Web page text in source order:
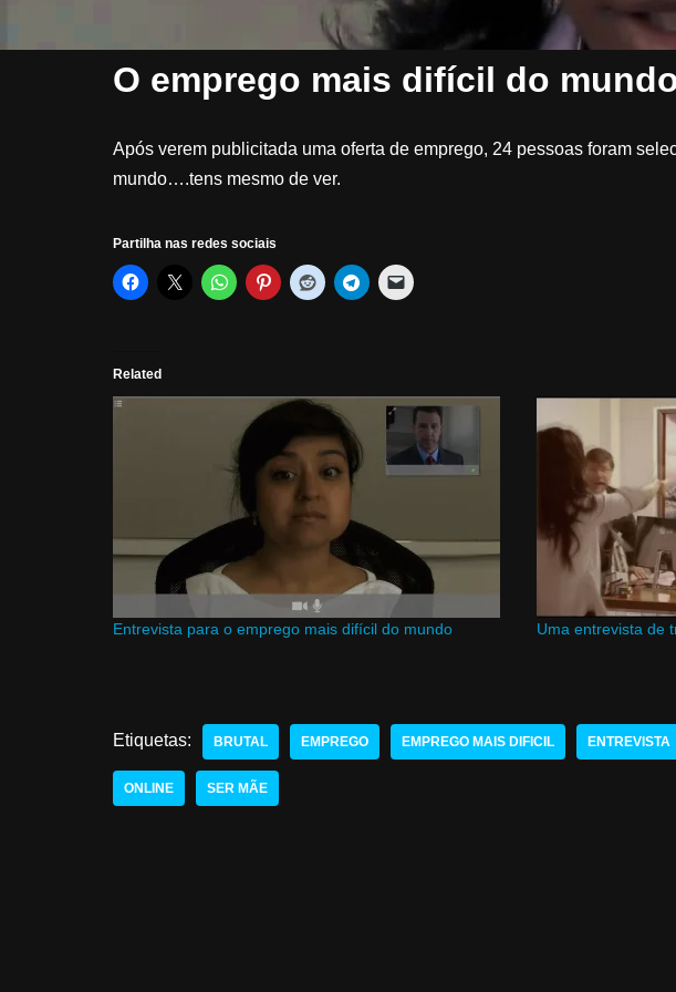
O emprego mais difícil do
Após verem publicitada uma oferta de emprego, 24 pessoas foram
mundo….tens mesmo de ver.
Partilha nas redes sociais
Related
Entrevista para o emprego mais difícil do mundo Uma entrevista de
Etiquetas: BRUTAL EMPREGO EMPREGO MAIS DIFICIL ENTREVISTA
ONLINE SER MÃE